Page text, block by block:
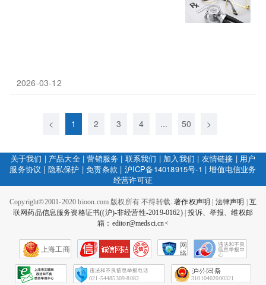
2026-03-12
< 1 2 3 4 ... 50 >
关于我们 | 产品大全|营销服务 | 联系我们 | 加入我们 | 友情链接 | 用户
服务协议 | 隐私保护 |免责条款 | 沪ICP备14018915号-1 |增值电信业务
经营许可证
Copyright©2001-2020 bioon.com 版权所有 不得转载.著作权声明 法律声明
互
联网药品信息服务资格证书((沪)-非经营性-2019-0162)|投诉、举报、维权邮
箱：editor@medsci.cn<
上海工商
网
络
会
征
021-54485309-8082 31010402000321